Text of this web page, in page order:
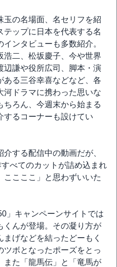
玉の名場面、名セリフを紹
ップに日本を代表する名
ンタビューも多数紹介。
浩二、松坂慶子、今や世界
辺謙や役所広司、脚本・演
ある三谷幸喜などなど、各
河ドラマに携わった思いな
ちろん、今週末から始まる
するコーナーも設けてい
する配信中の動画だが、
べてのカットが詰め込まれ
ここここ」と思わずいいた
」キャンペーンサイトでは
くんが登場。その凝り方が
げなどを結ったどーもく
ツボとなったポーズをとっ
また「龍馬伝」と「竜馬が